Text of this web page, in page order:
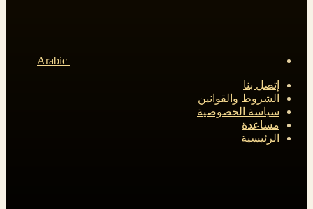
إتصل بنا
الشروط والقوانين
سياسة الخصوصية
مساعدة
الرئيسية